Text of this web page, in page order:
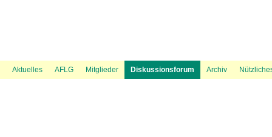
Aktuelles AFLG Mitglieder Diskussionsforum Archiv
News Ticker UVP Verfahren Laufende rechtliche Aktivitäten
Über uns Information Gästebuch
UVP Unterlagen Amtshaftungsklage Mediation
Politik Presse Recht
Flugspuren Flugwetter Austrowetter Fluglärmmessung des DFLD
Flugbeschränkungsgebiet Wien UVE Flugrouten Bevölkerungsdichte